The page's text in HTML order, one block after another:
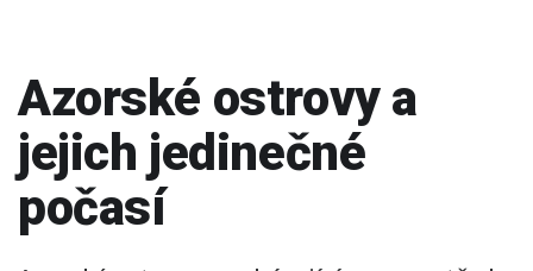
Azorské ostrovy a
jejich jedinečné
počasí